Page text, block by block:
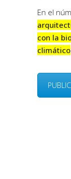
En el
con la
climático